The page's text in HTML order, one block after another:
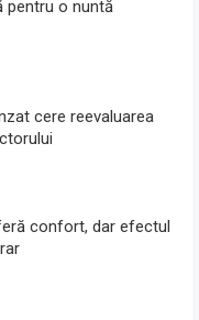
pentru o nuntă
cere reevaluarea
confort, dar efectul